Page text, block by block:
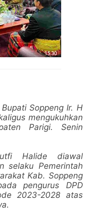
Soppeng Ir. H
mengukuhkan
Parigi. Senin
Halide diawal
selaku Pemerintah
Kab. Soppeng
pengurus DPD
2023-2028 atas